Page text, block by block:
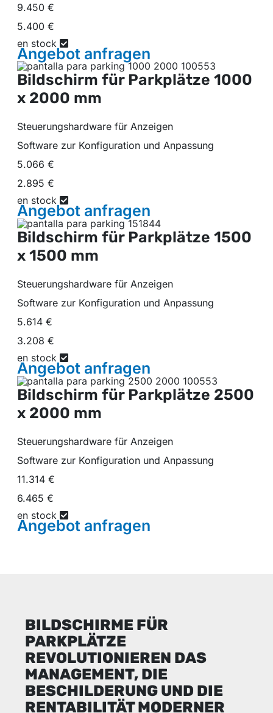
9.450 €
5.400 €
en stock
Angebot anfragen
Bildschirm für Parkplätze 1000
x 2000 mm
Steuerungshardware für Anzeigen
Software zur Konfiguration und Anpassung
5.066 €
2.895 €
en stock
Angebot anfragen
Bildschirm für Parkplätze 1500
x 1500 mm
Steuerungshardware für Anzeigen
Software zur Konfiguration und Anpassung
5.614 €
3.208 €
en stock
Angebot anfragen
Bildschirm für Parkplätze 2500
x 2000 mm
Steuerungshardware für Anzeigen
Software zur Konfiguration und Anpassung
11.314 €
6.465 €
en stock
Angebot anfragen
BILDSCHIRME FÜR
PARKPLÄTZE
REVOLUTIONIEREN DAS
MANAGEMENT, DIE
BESCHILDERUNG UND DIE
RENTABILITÄT MODERNER